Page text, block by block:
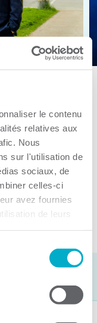
le contenu
relatives aux
Nous
sur l'utilisation de
sociaux, de
celles-ci
avez fournies
de leurs
annuelle
et